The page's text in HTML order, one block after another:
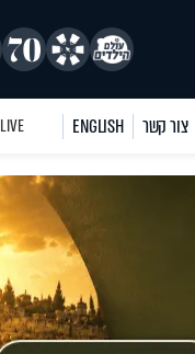
צור קשר ENGLISH
LIVE